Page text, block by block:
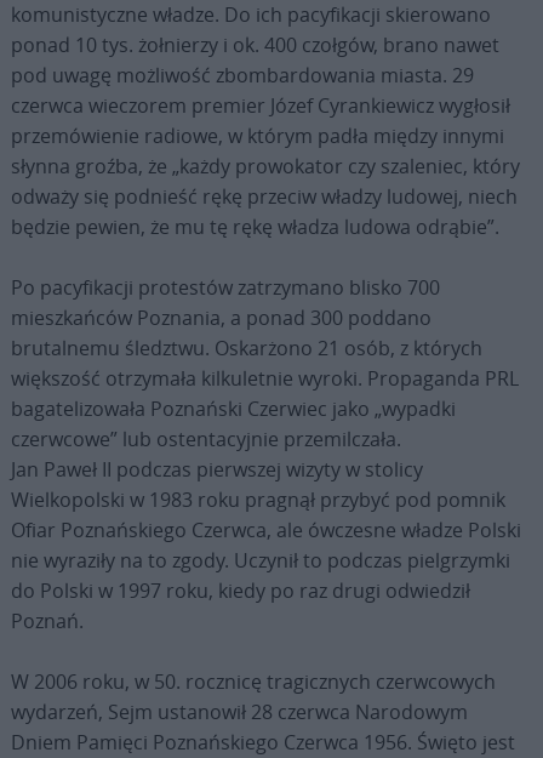
komunistyczne władze. Do ich pacyfikacji skierowano
ponad 10 tys. żołnierzy i ok. 400 czołgów, brano nawet
pod uwagę możliwość zbombardowania miasta. 29
czerwca wieczorem premier Józef Cyrankiewicz wygłosił
przemówienie radiowe, w którym padła między innymi
słynna groźba, że „każdy prowokator czy szaleniec, który
odważy się podnieść rękę przeciw władzy ludowej, niech
będzie pewien, że mu tę rękę władza ludowa odrąbie”.
Po pacyfikacji protestów zatrzymano blisko 700
mieszkańców Poznania, a ponad 300 poddano
brutalnemu śledztwu. Oskarżono 21 osób, z których
większość otrzymała kilkuletnie wyroki. Propaganda PRL
bagatelizowała Poznański Czerwiec jako „wypadki
czerwcowe” lub ostentacyjnie przemilczała.
Jan Paweł II podczas pierwszej wizyty w stolicy
Wielkopolski w 1983 roku pragnął przybyć pod pomnik
Ofiar Poznańskiego Czerwca, ale ówczesne władze Polski
nie wyraziły na to zgody. Uczynił to podczas pielgrzymki
do Polski w 1997 roku, kiedy po raz drugi odwiedził
Poznań.
W 2006 roku, w 50. rocznicę tragicznych czerwcowych
wydarzeń, Sejm ustanowił 28 czerwca Narodowym
Dniem Pamięci Poznańskiego Czerwca 1956. Święto jest